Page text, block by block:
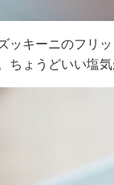
ッキーニのフリ
ちょうどいい塩